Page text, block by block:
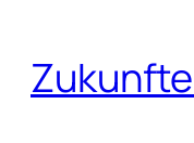
springen